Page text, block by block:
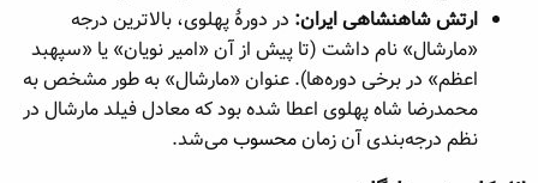
ارتش شاهنشاهی ایران: در دورهٔ پهلوی، بالاترین درجه
«مارشال» نام داشت (تا پیش از آن «امیر نویان» یا «سپهبد
اعظم» در برخی دوره‌ها). عنوان «مارشال» به طور مشخص به
محمدرضا شاه پهلوی اعطا شده بود که معادل فیلد مارشال در
نظم درجه‌بندی آن زمانمحسوبمی‌شد.